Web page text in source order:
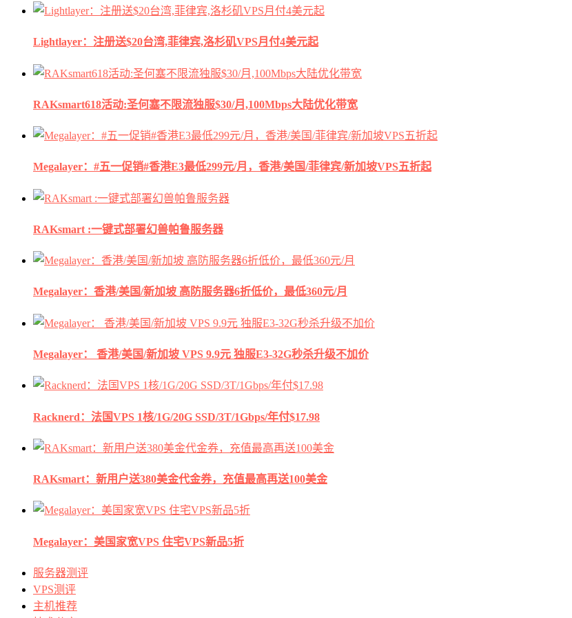
Lightlayer：注册送$20台湾,菲律宾,洛杉矶VPS月付4美元起
RAKsmart618活动:圣何塞不限流独服$30/月,100Mbps大陆优化带宽
Megalayer：#五一促销#香港E3最低299元/月，香港/美国/菲律宾/新加坡VPS五折起
RAKsmart :一键式部署幻兽帕鲁服务器
Megalayer：香港/美国/新加坡 高防服务器6折低价，最低360元/月
Megalayer： 香港/美国/新加坡 VPS 9.9元 独服E3-32G秒杀升级不加价
Racknerd：法国VPS 1核/1G/20G SSD/3T/1Gbps/年付$17.98
RAKsmart：新用户送380美金代金券，充值最高再送100美金
Megalayer：美国家宽VPS 住宅VPS新品5折
服务器测评
VPS测评
主机推荐